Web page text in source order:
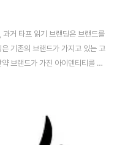
거 타프 읽기 브랜딩은 브랜드를
기존의 브랜드가 가지고 있는 고
브랜드가 가진 아이덴티티를 해
배재하고 기존의 아이덴티티를 더
, 리브랜딩은 기존의 브랜드를 관
것이라고 할 수 있습니다. 기존
하고 그것과 전혀 다르지 않으면서